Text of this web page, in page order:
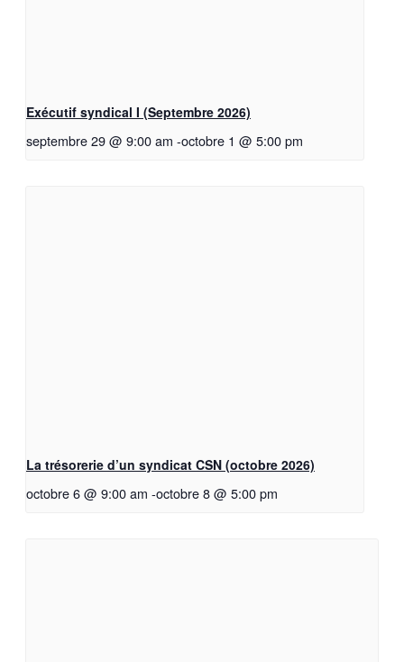
Exécutif syndical I (Septembre 2026)
septembre 29 @ 9:00 am -octobre 1 @ 5:00 pm
La trésorerie d’un syndicat CSN (octobre 2026)
octobre 6 @ 9:00 am -octobre 8 @ 5:00 pm